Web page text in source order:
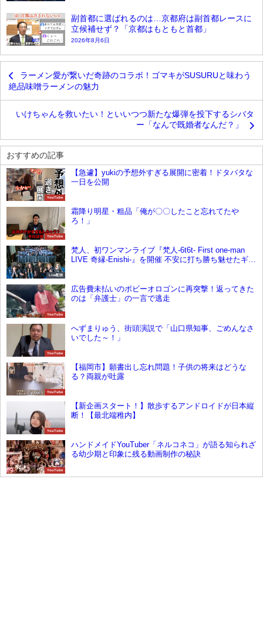
副首都に選ばれるのは…京都府は副首都レースに
立候補せず？「京都はもともと首都」
2026年8月6日
ラーメン愛が繋いだ奇跡のコラボ！ゴマキがSUSURUと味わう
絶品味噌ラーメンの魅力
いけちゃんを救いたい！といいつつ新たな爆弾を投下するシバタ
ー「なんで既婚者なんだ？」
おすすめの記事
YouTube
【急遽】yukiの予想外すぎる展開に密着！ドタバタな
一日を公開
YouTube
霜降り明星・粗品「俺が〇〇したこと忘れてたや
ろ！」
Live配信
梵人、初ワンマンライブ『梵人-6t6t- First one-man
LIVE 奇縁-Enishi-』を開催 不安に打ち勝ち魅せたギャ
YouTube
広告費未払いのボビーオロゴンに再突撃！返ってきた
のは「弁護士」の一言で逃走
YouTube
へずまりゅう、街頭演説で「山口県知事、ごめんなさ
いでした～！」
YouTube
【福岡市】願書出し忘れ問題！子供の将来はどうな
る？両親が吐露
YouTube
【新企画スタート！】散歩するアンドロイドが日本縦
断！【最北端稚内】
YouTube
ハンドメイドYouTuber「ネルコネコ」が語る知られざ
る幼少期と印象に残る動画制作の秘訣